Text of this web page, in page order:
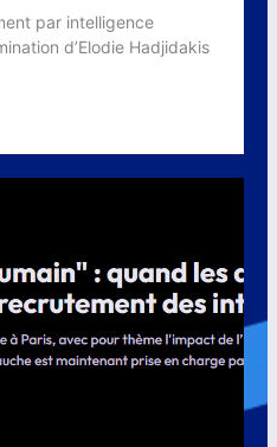
par intelligence
d’Elodie Hadjidakis